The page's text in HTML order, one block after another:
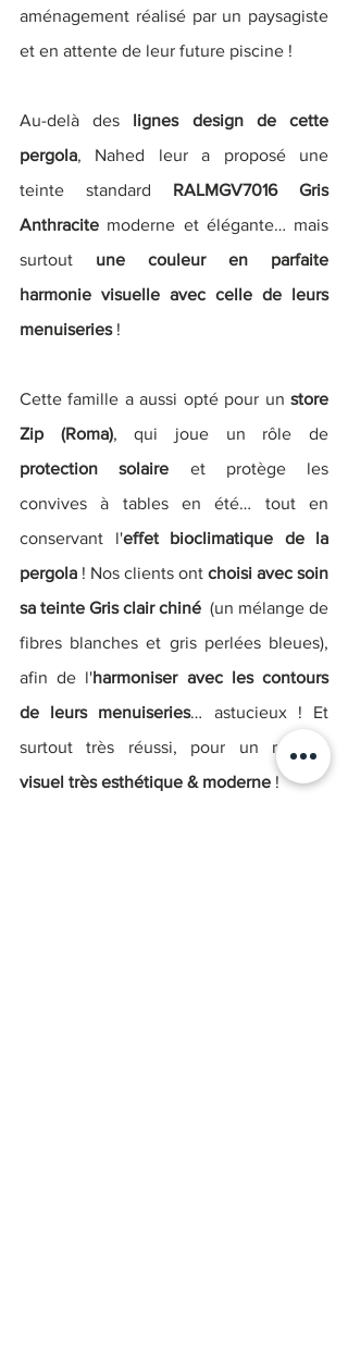
aménagement réalisé par un paysagiste
et en attente de leur future piscine !
Au-delà des lignes design de cette
pergola, Nahed leur a proposé une
teinte standard RALMGV7016 Gris
Anthracite moderne et élégante… mais
surtout
une couleur en parfaite
harmonie visuelle avec celle de leurs
menuiseries !
Cette famille a aussi opté pour un store
Zip (Roma), qui joue un rôle de
protection solaire et protège les
convives à tables en été… tout en
conservant l'effet bioclimatique de la
pergola ! Nos clients ont choisi avec soin
sa teinte Gris clair chiné (un mélange de
fibres blanches et gris perlées bleues),
afin de l'harmoniser avec les contours
de leurs menuiseries… astucieux ! Et
surtout très réussi, pour un résultat
visuel très esthétique & moderne !